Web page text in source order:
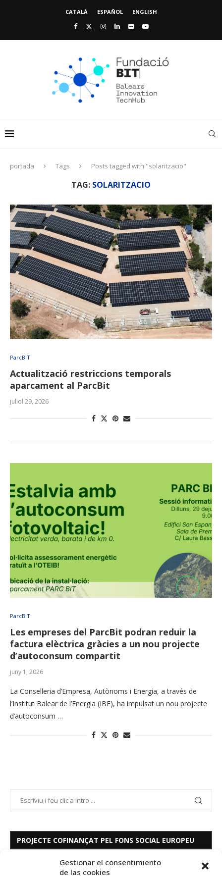
Gestionar el consentimiento
de las cookies
CATALÀ ESPAÑOL ENGLISH
portada Tags Posts tagged with "solaritzacio"
TAG: SOLARITZACIO
ParcBIT
Actualització restriccions temporals
aparcament al ParcBit
juliol 29, 2026
ParcBIT
Les empreses del ParcBit podran reduir la
factura elèctrica gràcies a un nou projecte
d’autoconsum compartit
juny 1, 2026
La Conselleria d’Empresa, Autònoms i Energia, a través de
l’Institut Balear de l’Energia (IBE), ha impulsat un nou projecte
d’autoconsum …
PROJECTE COFINANÇAT PEL FONS SOCIAL EUROPEU